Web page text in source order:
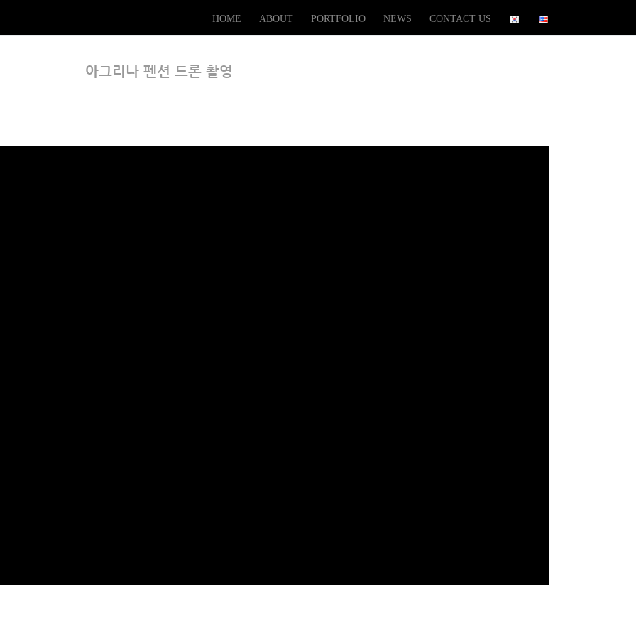
...
HOME ABOUT PORTFOLIO NEWS CONTACT US
아그리나 펜션 드론 촬영